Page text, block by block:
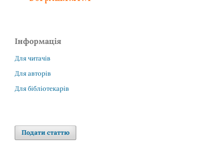
Інформація
Для читачів
Для авторів
Для бібліотекарів
Подати статтю